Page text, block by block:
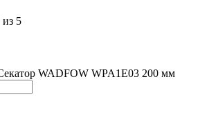
5
WADFOW WPA1E03 200 мм